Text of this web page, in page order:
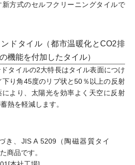
方式のセルフクリーニングタイルで
ドタイル（都市温暖化とCO2排
機能を付加したタイル）
タイルの2大特長はタイル表面につけ
下り角45度のリブ状と50％以上の反射
より、太陽光を効率よく天空に反射
熱を軽減します。
き、JIS A 5209（陶磁器質タイ
商品です。